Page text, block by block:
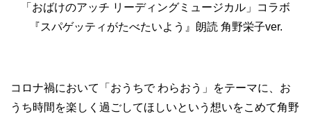
「おばけのアッチ リーディングミュージカル」コラボ
『スパゲッティがたべたいよう』朗読 角野栄子ver.
コロナ禍において「おうちで わらおう」をテーマに、お
うち時間を楽しく過ごしてほしいという想いをこめて角野